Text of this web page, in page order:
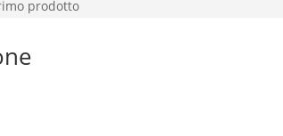
prodotto